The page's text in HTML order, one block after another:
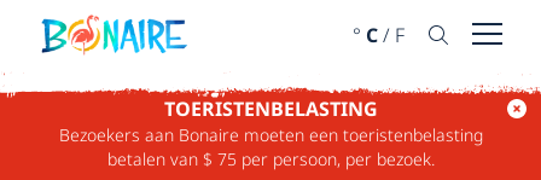
DOORGAAN NAAR ARTIKEL
° C/ F Menu
TOERISTENBELASTING
Bezoekers aan Bonaire moeten een toeristenbelasting
betalen van $ 75 per persoon, per bezoek.
BONAIRE NIEUWS